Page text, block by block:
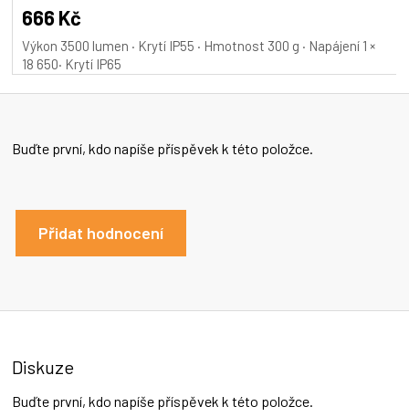
666 Kč
Výkon 3500 lumen · Krytí IP55 · Hmotnost 300 g · Napájení 1 ×
18 650· Krytí IP65
Buďte první, kdo napíše příspěvek k této položce.
Přidat hodnocení
Diskuze
Buďte první, kdo napíše příspěvek k této položce.